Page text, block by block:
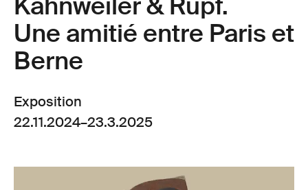
Kahnweiler & Rupf.
Une amitié entre Paris et
Berne
Exposition
22.11.2024–23.3.2025